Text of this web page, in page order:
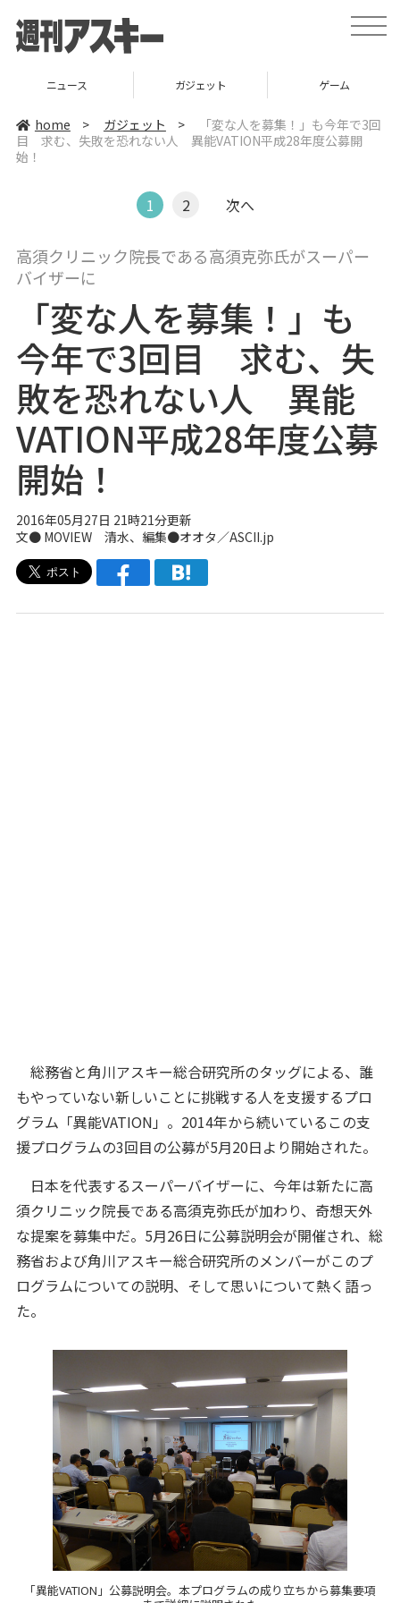
t
o
v
ニュース ガジェット ゲーム
home > ガジェット >
「変な人を募集！」も今年で3回
目 求む、失敗を恐れない人 異能VATION平成28年度公募開
始！
1 2 次へ
高須クリニック院長である高須克弥氏がスーパー
バイザーに
「変な人を募集！」も
今年で3回目 求む、失
敗を恐れない人 異能
VATION平成28年度公募
開始！
2016年05月27日 21時21分更新
文● MOVIEW清水、編集●オオタ／ASCII.jp
総務省と角川アスキー総合研究所のタッグによる、誰
もやっていない新しいことに挑戦する人を支援するプロ
グラム「異能VATION」。2014年から続いているこの支
援プログラムの3回目の公募が5月20日より開始された。
日本を代表するスーパーバイザーに、今年は新たに高
須クリニック院長である高須克弥氏が加わり、奇想天外
な提案を募集中だ。5月26日に公募説明会が開催され、総
務省および角川アスキー総合研究所のメンバーがこのプ
ログラムについての説明、そして思いについて熱く語っ
た。
「異能VATION」公募説明会。本プログラムの成り立ちから募集要項